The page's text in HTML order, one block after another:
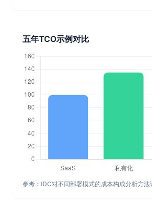
五年TCO示例对比
参考：IDC对不同部署模式的成本构成分析方法